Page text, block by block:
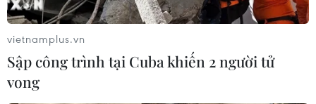
chức năng làm rõ./.
vietnamplus.vn
Sập công trình tại Cuba khiến 2 người tử
vong